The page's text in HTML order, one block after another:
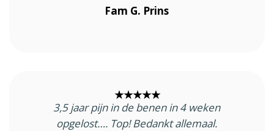
Fam G. Prins
★★★★★
3,5 jaar pijn in de benen in 4 weken
opgelost…. Top! Bedankt allemaal.